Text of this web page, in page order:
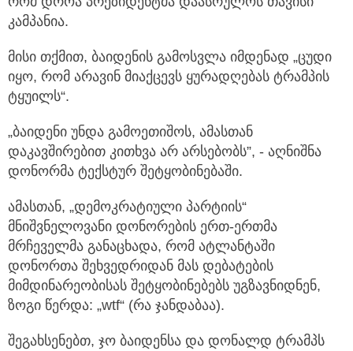
კამპანია.
მისი თქმით, ბაიდენის გამოსვლა იმდენად „ცუდი
იყო, რომ არავინ მიაქცევს ყურადღებას ტრამპის
ტყუილს“.
„ბაიდენი უნდა გამოეთიშოს, ამასთან
დაკავშირებით კითხვა არ არსებობს”, - აღნიშნა
დონორმა ტექსტურ შეტყობინებაში.
ამასთან, „დემოკრატიული პარტიის“
მნიშვნელოვანი დონორების ერთ-ერთმა
მრჩეველმა განაცხადა, რომ ატლანტაში
დონორთა შეხვედრიდან მას დებატების
მიმდინარეობისას შეტყობინებებს უგზავნიდნენ,
ზოგი წერდა: „wtf“ (რა ჯანდაბაა).
შეგახსენებთ, ჯო ბაიდენსა და დონალდ ტრამპს